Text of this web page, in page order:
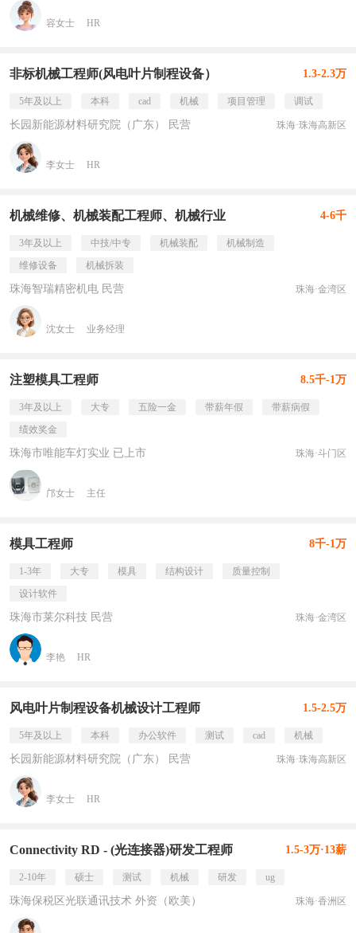
容女士 HR
非标机械工程师(风电叶片制程设备） 1.3-2.3万
5年及以上 本科 cad 机械 项目管理 调试
长园新能源材料研究院（广东） 民营 珠海·珠海高新区
李女士 HR
机械维修、机械装配工程师、机械行业 4-6千
3年及以上 中技/中专 机械装配
机械制造
维修设备
机械拆装
珠海智瑞精密机电 民营 珠海·金湾区
沈女士 业务经理
注塑模具工程师 8.5千-1万
3年及以上 大专 五险一金 带薪年假
带薪病假
绩效奖金
珠海市唯能车灯实业 已上市 珠海·斗门区
邝女士 主任
模具工程师 8千-1万
1-3年 大专 模具 结构设计
质量控制
设计软件
珠海市莱尔科技 民营 珠海·金湾区
李艳 HR
风电叶片制程设备机械设计工程师 1.5-2.5万
5年及以上 本科 办公软件 测试 cad 机械
长园新能源材料研究院（广东） 民营 珠海·珠海高新区
李女士 HR
Connectivity RD - (光连接器)研发工程师 1.5-3万·13薪
2-10年 硕士 测试 机械 研发 ug
珠海保税区光联通讯技术 外资（欧美） 珠海·香洲区